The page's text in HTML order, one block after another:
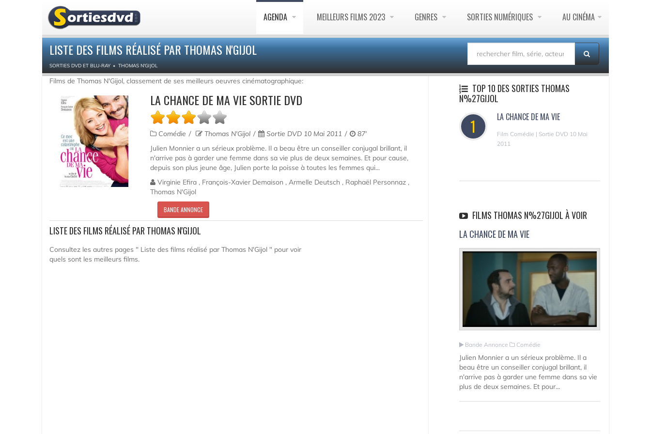
AGENDA MEILLEURS FILMS 2023 GENRES SORTIES NUMÉRIQUES AU CINÉMA
LISTE DES FILMS RÉALISÉ PAR THOMAS N'GIJOL
SORTIES DVD ET BLU-RAY THOMAS N'GIJOL
Films de Thomas N'Gijol, classement de ses meilleurs oeuvres cinématographique:
LA CHANCE DE MA VIE SORTIE DVD
Comédie Thomas N'Gijol Sortie DVD 10 Mai 2011
87'
Julien Monnier a un sérieux problème. Il a beau être un conseiller conjugal brillant, il
n'arrive pas à garder une femme dans sa vie plus de deux semaines. Et pour cause,
depuis son plus jeune âge, Julien porte la poisse à toutes les femmes qui...
Virginie Efira , François-Xavier Demaison , Armelle Deutsch , Raphaël Personnaz ,
Thomas N'Gijol
BANDE ANNONCE
LISTE DES FILMS RÉALISÉ PAR THOMAS N'GIJOL
Consultez les autres pages " Liste des films réalisé par Thomas N'Gijol " pour voir
quels sont les meilleurs films.
TOP 10 DES SORTIES THOMAS
N%27GIJOL
1 LA CHANCE DE MA VIE
Film Comédie | Sortie DVD 10 Mai
2011
FILMS THOMAS N%27GIJOL À VOIR
LA CHANCE DE MA VIE
Bande Annonce Comédie
Julien Monnier a un sérieux problème. Il a
beau être un conseiller conjugal brillant, il
n'arrive pas à garder une femme dans sa vie
plus de deux semaines. Et pour...